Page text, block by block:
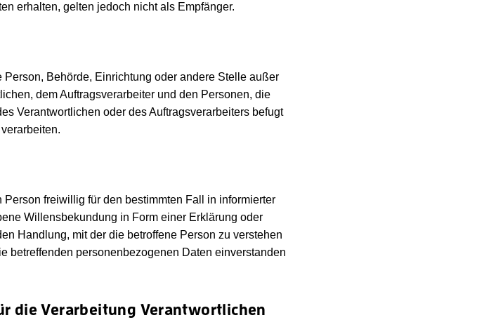
erhalten, gelten jedoch nicht als Empfänger.
Behörde, Einrichtung oder andere Stelle außer
dem Auftragsverarbeiter und den Personen, die
Verantwortlichen oder des Auftragsverarbeiters befugt
freiwillig für den bestimmten Fall in informierter
Willensbekundung in Form einer Erklärung oder
Handlung, mit der die betroffene Person zu verstehen
betreffenden personenbezogenen Daten einverstanden
die Verarbeitung Verantwortlichen